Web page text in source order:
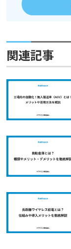
関連記事